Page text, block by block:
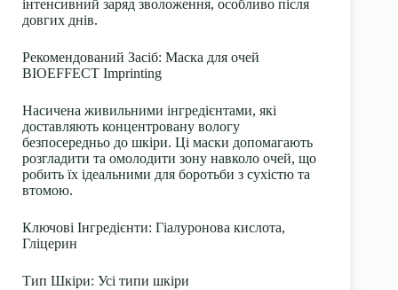
інтенсивний заряд зволоження, особливо після
довгих днів.
Рекомендований Засіб: Маска для очей
BIOEFFECT Imprinting
Насичена живильними інгредієнтами, які
доставляють концентровану вологу
безпосередньо до шкіри. Ці маски допомагають
розгладити та омолодити зону навколо очей, що
робить їх ідеальними для боротьби з сухістю та
втомою.
Ключові Інгредієнти: Гіалуронова кислота,
Гліцерин
Тип Шкіри: Усі типи шкіри